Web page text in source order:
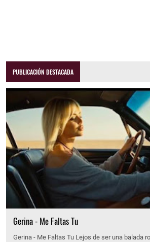
PUBLICACIÓN DESTACADA
Gerina - Me Faltas Tu
Gerina - Me Faltas Tu Lejos de ser una balada